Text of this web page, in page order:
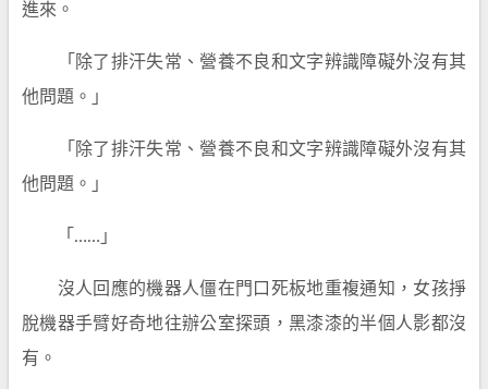
進來。
「除了排汗失常、營養不良和文字辨識障礙外沒有其
他問題。」
「除了排汗失常、營養不良和文字辨識障礙外沒有其
他問題。」
「……」
沒人回應的機器人僵在門口死板地重複通知，女孩掙
脫機器手臂好奇地往辦公室探頭，黑漆漆的半個人影都沒
有。